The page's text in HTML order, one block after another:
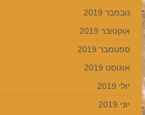
נובמבר 2019
אוקטובר 2019
ספטמבר 2019
אוגוסט 2019
יולי 2019
יוני 2019